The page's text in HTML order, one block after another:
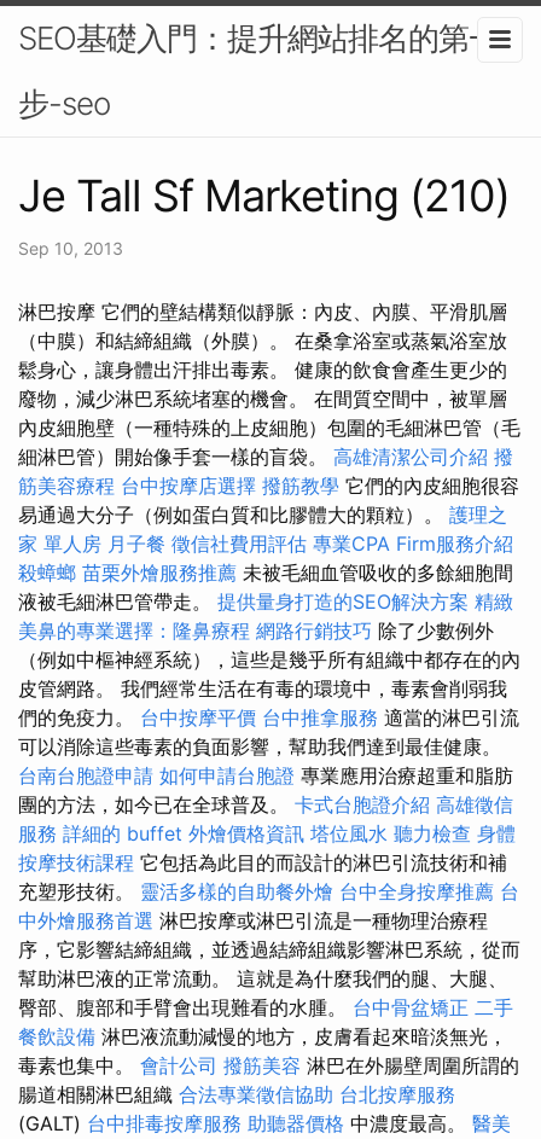
SEO基礎入門：提升網站排名的第一
步-seo
Je Tall Sf Marketing (210)
Sep 10, 2013
淋巴按摩 它們的壁結構類似靜脈：內皮、內膜、平滑肌層
（中膜）和結締組織（外膜）。 在桑拿浴室或蒸氣浴室放
鬆身心，讓身體出汗排出毒素。 健康的飲食會產生更少的
廢物，減少淋巴系統堵塞的機會。 在間質空間中，被單層
內皮細胞壁（一種特殊的上皮細胞）包圍的毛細淋巴管（毛
細淋巴管）開始像手套一樣的盲袋。 高雄清潔公司介紹 撥
筋美容療程 台中按摩店選擇 撥筋教學 它們的內皮細胞很容
易通過大分子（例如蛋白質和比膠體大的顆粒）。 護理之
家 單人房 月子餐 徵信社費用評估 專業CPA Firm服務介紹
殺蟑螂 苗栗外燴服務推薦 未被毛細血管吸收的多餘細胞間
液被毛細淋巴管帶走。 提供量身打造的SEO解決方案 精緻
美鼻的專業選擇：隆鼻療程 網路行銷技巧 除了少數例外
（例如中樞神經系統），這些是幾乎所有組織中都存在的內
皮管網路。 我們經常生活在有毒的環境中，毒素會削弱我
們的免疫力。 台中按摩平價 台中推拿服務 適當的淋巴引流
可以消除這些毒素的負面影響，幫助我們達到最佳健康。
台南台胞證申請 如何申請台胞證 專業應用治療超重和脂肪
團的方法，如今已在全球普及。 卡式台胞證介紹 高雄徵信
服務 詳細的 buffet 外燴價格資訊 塔位風水 聽力檢查 身體
按摩技術課程 它包括為此目的而設計的淋巴引流技術和補
充塑形技術。 靈活多樣的自助餐外燴 台中全身按摩推薦 台
中外燴服務首選 淋巴按摩或淋巴引流是一種物理治療程
序，它影響結締組織，並透過結締組織影響淋巴系統，從而
幫助淋巴液的正常流動。 這就是為什麼我們的腿、大腿、
臀部、腹部和手臂會出現難看的水腫。 台中骨盆矯正 二手
餐飲設備 淋巴液流動減慢的地方，皮膚看起來暗淡無光，
毒素也集中。 會計公司 撥筋美容 淋巴在外腸壁周圍所謂的
腸道相關淋巴組織 合法專業徵信協助 台北按摩服務
(GALT) 台中排毒按摩服務 助聽器價格 中濃度最高。 醫美